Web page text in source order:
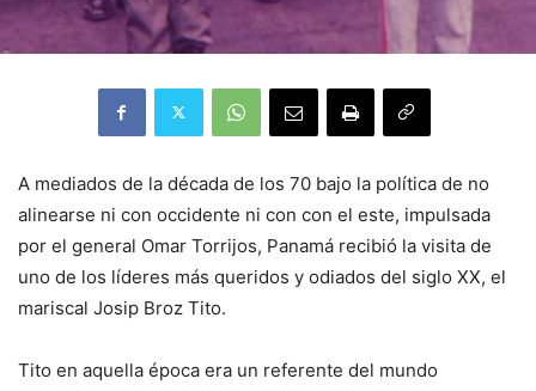
A mediados de la década de los 70 bajo la política de no
alinearse ni con occidente ni con con el este, impulsada
por el general Omar Torrijos, Panamá recibió la visita de
uno de los líderes más queridos y odiados del siglo XX, el
mariscal Josip Broz Tito.
Tito en aquella época era un referente del mundo